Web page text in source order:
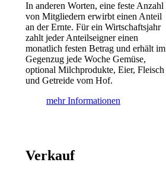
In anderen Worten, eine feste Anzahl
von Mitgliedern erwirbt einen Anteil
an der Ernte. Für ein Wirtschaftsjahr
zahlt jeder Anteilseigner einen
monatlich festen Betrag und erhält im
Gegenzug jede Woche Gemüse,
optional Milchprodukte, Eier, Fleisch
und Getreide vom Hof.
mehr Informationen
Verkauf